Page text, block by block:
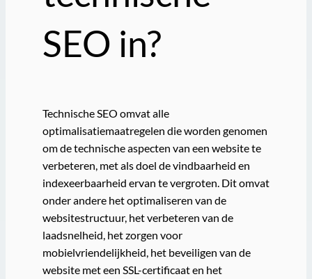
SEO in?
Technische SEO omvat alle
optimalisatiemaatregelen die worden genomen
om de technische aspecten van een website te
verbeteren, met als doel de vindbaarheid en
indexeerbaarheid ervan te vergroten. Dit omvat
onder andere het optimaliseren van de
websitestructuur, het verbeteren van de
laadsnelheid, het zorgen voor
mobielvriendelijkheid, het beveiligen van de
website met een SSL-certificaat en het